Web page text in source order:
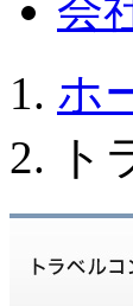
ホ
ト